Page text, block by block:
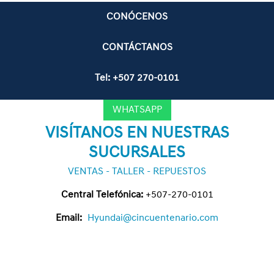
CONÓCENOS
CONTÁCTANOS
Tel: +507 270-0101
WHATSAPP
VISÍTANOS EN NUESTRAS
SUCURSALES
VENTAS - TALLER - REPUESTOS
Central Telefónica: +507-270-0101
Email: Hyundai@cincuentenario.com